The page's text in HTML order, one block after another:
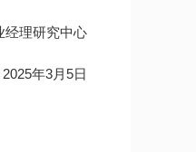
经理研究中心
2025年3月5日